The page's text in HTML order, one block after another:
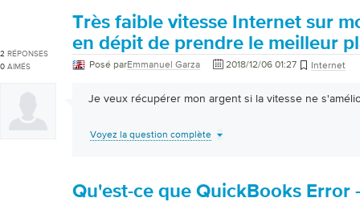
2 RÉPONSES
0 AIMÉS
Très faible vitesse Internet sur
en dépit de prendre le meilleur
Posé parEmmanuel Garza 2018/12/06 01:27 Internet
Je veux récupérer mon argent si la vitesse ne
Voyez la question complète
Qu'est-ce que QuickBooks Error